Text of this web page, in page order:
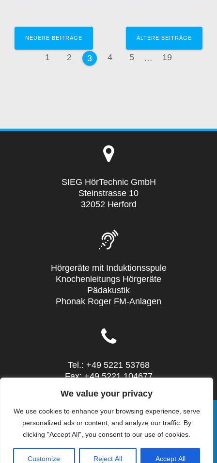
We value your privacy
We use cookies to enhance your browsing experience, serve
personalized ads or content, and analyze our traffic. By
clicking "Accept All", you consent to our use of cookies.
Customize Reject All Accept All
Beitragsnavigation
NEUERE BEITRÄGE
Seite
1 Seite
2 Seite
3 Seite
4 Seite
5 … Seite
19
ÄLTERE BEITRÄGE
SIEG HörTechnic GmbH
Steinstrasse 10
32052 Herford
Hörgeräte mit Induktionsspule
Knochenleitungs Hörgeräte
Pädakustik
Phonak Roger FM-Anlagen
Tel.: +49 5221 53768
Fax: +49 5221 104677